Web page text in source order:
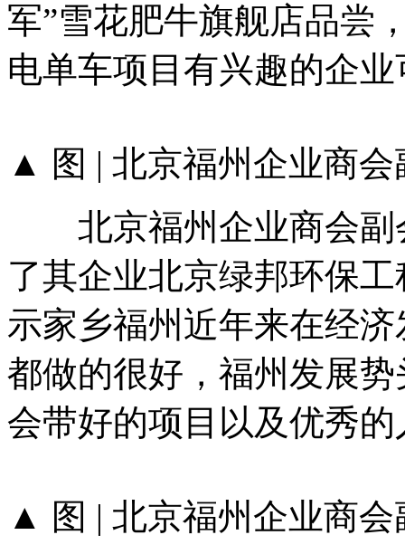
军”雪花肥牛旗舰店品尝
电单车项目有兴趣的企
▲ 图 | 北京福州企业商
北京福州企业商会副
了其企业北京绿邦环保
示家乡福州近年来在经
都做的很好，福州发展
会带好的项目以及优秀
▲ 图 | 北京福州企业商